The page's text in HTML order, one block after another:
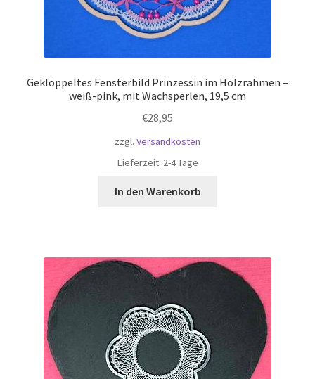
Geklöppeltes Fensterbild Prinzessin im Holzrahmen –
weiß-pink, mit Wachsperlen, 19,5 cm
€28,95
zzgl. Versandkosten
Lieferzeit: 2-4 Tage
In den Warenkorb